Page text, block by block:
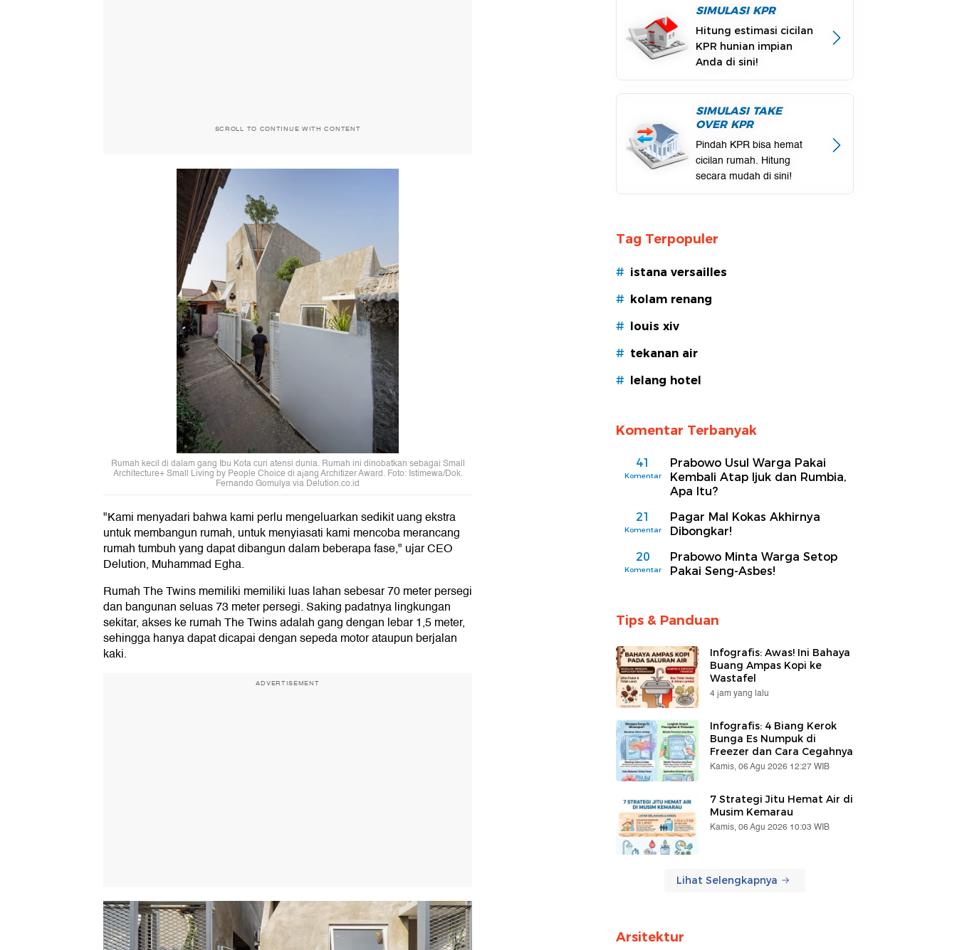
SCROLL TO CONTINUE WITH CONTENT
Rumah kecil di dalam gang Ibu Kota curi atensi dunia. Rumah ini dinobatkan sebagai Small
Architecture+ Small Living by People Choice di ajang Architizer Award. Foto: Istimewa/Dok.
Fernando Gomulya via Delution.co.id
"Kami menyadari bahwa kami perlu mengeluarkan sedikit uang ekstra
untuk membangun rumah, untuk menyiasati kami mencoba merancang
rumah tumbuh yang dapat dibangun dalam beberapa fase," ujar CEO
Delution, Muhammad Egha.
Rumah The Twins memiliki memiliki luas lahan sebesar 70 meter persegi
dan bangunan seluas 73 meter persegi. Saking padatnya lingkungan
sekitar, akses ke rumah The Twins adalah gang dengan lebar 1,5 meter,
sehingga hanya dapat dicapai dengan sepeda motor ataupun berjalan
kaki.
ADVERTISEMENT
SIMULASI KPR
Hitung estimasi cicilan
KPR hunian impian
Anda di sini!
SIMULASI TAKE
OVER KPR
Pindah KPR bisa hemat
cicilan rumah. Hitung
secara mudah di sini!
Tag Terpopuler
# istana versailles
# kolam renang
# louis xiv
# tekanan air
# lelang hotel
Komentar Terbanyak
41
Komentar
Prabowo Usul Warga Pakai
Kembali Atap Ijuk dan Rumbia,
Apa Itu?
21
Komentar
Pagar Mal Kokas Akhirnya
Dibongkar!
20
Komentar
Prabowo Minta Warga Setop
Pakai Seng-Asbes!
Tips & Panduan
Infografis: Awas! Ini Bahaya
Buang Ampas Kopi ke
Wastafel
4 jam yang lalu
Infografis: 4 Biang Kerok
Bunga Es Numpuk di
Freezer dan Cara Cegahnya
Kamis, 06 Agu 2026 12:27 WIB
7 Strategi Jitu Hemat Air di
Musim Kemarau
Kamis, 06 Agu 2026 10:03 WIB
Lihat Selengkapnya
Arsitektur